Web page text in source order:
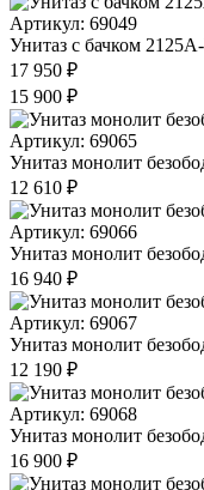
Артикул: 69049
Унитаз с бачком
17 950 ₽
15 900 ₽
Артикул: 69065
Унитаз монолит
12 610 ₽
Артикул: 69066
Унитаз монолит
16 940 ₽
Артикул: 69067
Унитаз монолит
12 190 ₽
Артикул: 69068
Унитаз монолит
16 900 ₽